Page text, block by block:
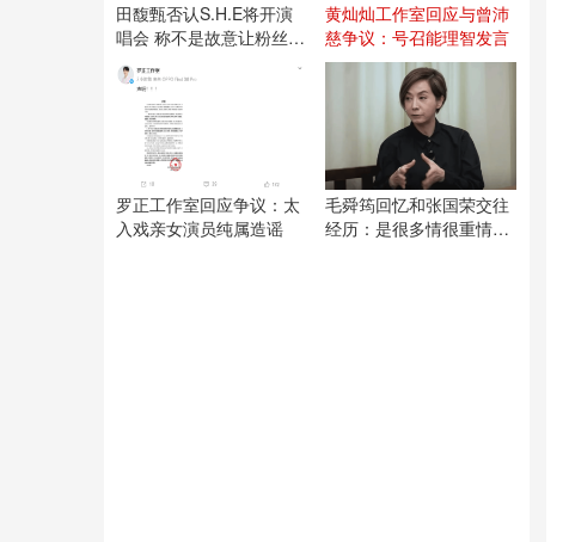
田馥甄否认S.H.E将开演
唱会 称不是故意让粉丝失
望
黄灿灿工作室回应与曾沛
慈争议：号召能理智发言
罗正工作室回应争议：太
入戏亲女演员纯属造谣
毛舜筠回忆和张国荣交往
经历：是很多情很重情的